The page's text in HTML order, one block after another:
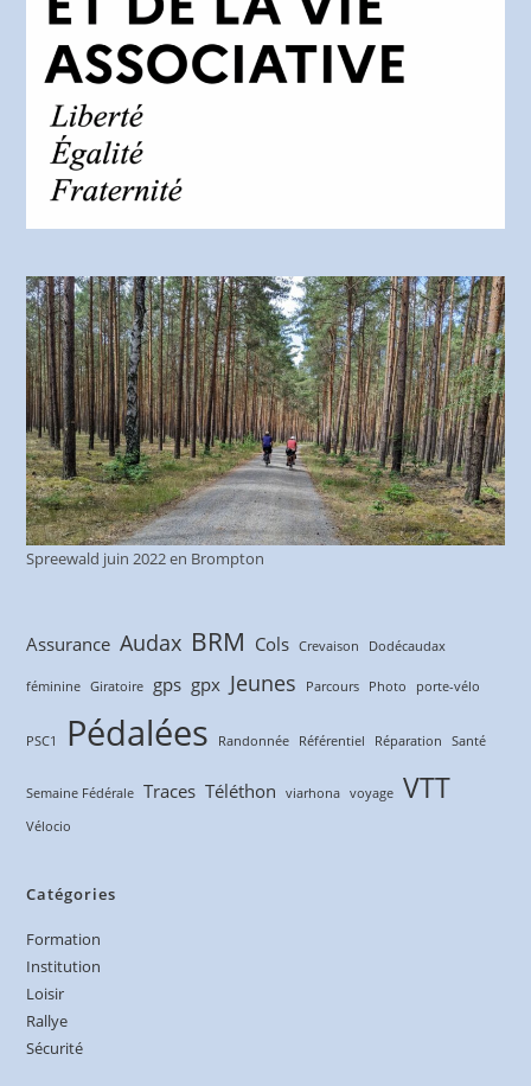
Spreewald juin 2022 en Brompton
Assurance Audax BRM Cols Crevaison Dodécaudax
féminine Giratoire gps gpx Jeunes Parcours Photo porte-vélo
PSC1 Pédalées Randonnée Référentiel Réparation Santé
Semaine Fédérale Traces Téléthon viarhona voyage VTT
Vélocio
Catégories
Formation
Institution
Loisir
Rallye
Sécurité